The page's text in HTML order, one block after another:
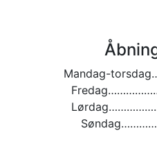
Mandag-